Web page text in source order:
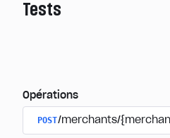
Tests
Opérations
POST/merchants/